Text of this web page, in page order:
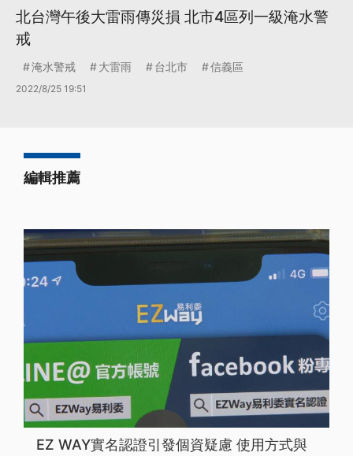
北台灣午後大雷雨傳災損 北市4區列一級淹水警
戒
淹水警戒 大雷雨 台北市 信義區
2022/8/25 19:51
編輯推薦
EZ WAY實名認證引發個資疑慮 使用方式與